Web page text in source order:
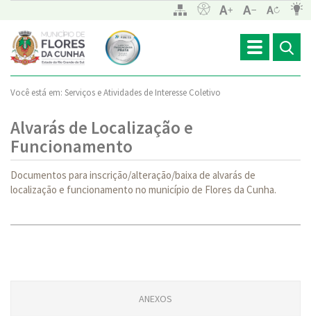
Toggle
navigation
Você está em: Serviços e Atividades de Interesse Coletivo
Alvarás de Localização e
Funcionamento
Documentos para inscrição/alteração/baixa de alvarás de
localização e funcionamento no município de Flores da Cunha.
ANEXOS